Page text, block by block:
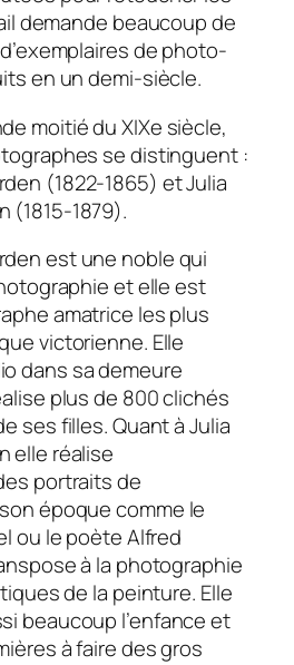
demande beaucoup de
de photo-
en un demi-siècle.
moitié du XIXe siècle,
se distinguent :
(1822-1865) et Julia
(1815-1879).
est une noble qui
et elle est
amatrice les plus
victorienne. Elle
dans sa demeure
plus de 800 clichés
ses filles. Quant à Julia
elle réalise
portraits de
époque comme le
ou le poète Alfred
à la photographie
de la peinture. Elle
beaucoup l’enfance et
à faire des gros